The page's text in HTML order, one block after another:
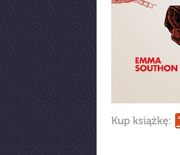
Kup książkę: